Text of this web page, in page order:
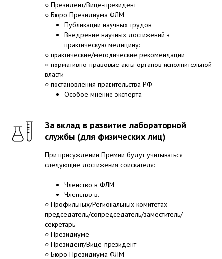
○ Президент/Вице-президент
○ Бюро Президиума ФЛМ
Публикации научных трудов
Внедрение научных достижений в
практическую медицину:
○ практические/методические рекомендации
○ нормативно-правовые акты органов исполнительной
власти
○ постановления правительства РФ
Особое мнение эксперта
За вклад в развитие лабораторной
службы (для физических лиц)
При присуждении Премии будут учитываться
следующие достижения соискателя:
Членство в ФЛМ
Членство в:
○ Профильных/Региональных комитетах
председатель/сопредседатель/заместитель/
секретарь
○ Президиуме
○ Президент/Вице-президент
○ Бюро Президиума ФЛМ